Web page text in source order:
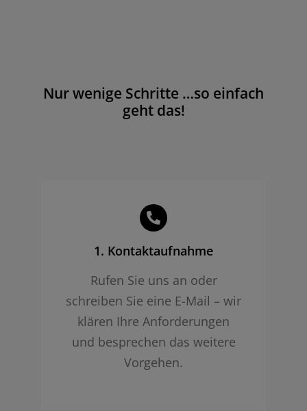
Nur wenige Schritte …so einfach
geht das!
1. Kontaktaufnahme
Rufen Sie uns an oder
schreiben Sie eine E-Mail – wir
klären Ihre Anforderungen
und besprechen das weitere
Vorgehen.